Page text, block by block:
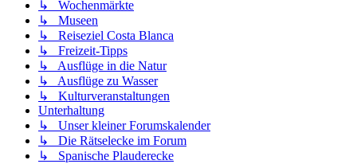
↳ Wochenmärkte
↳ Museen
↳ Reiseziel Costa Blanca
↳ Freizeit-Tipps
↳ Ausflüge in die Natur
↳ Ausflüge zu Wasser
↳ Kulturveranstaltungen
Unterhaltung
↳ Unser kleiner Forumskalender
↳ Die Rätselecke im Forum
↳ Spanische Plauderecke